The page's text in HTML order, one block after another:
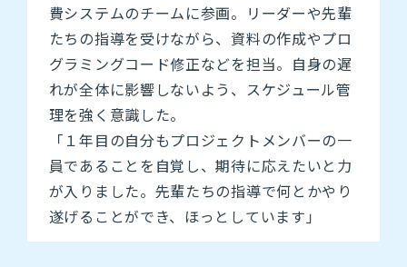
費システムのチームに参画。リーダーや先輩
たちの指導を受けながら、資料の作成やプロ
グラミングコード修正などを担当。自身の遅
れが全体に影響しないよう、スケジュール管
理を強く意識した。
「１年目の自分もプロジェクトメンバーの一
員であることを自覚し、期待に応えたいと力
が入りました。先輩たちの指導で何とかやり
遂げることができ、ほっとしています」